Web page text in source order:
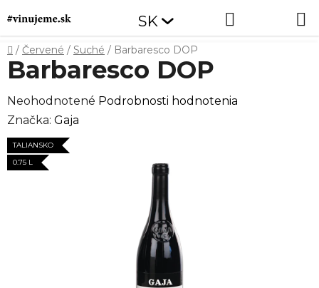
na
obsah
SK
Domov
/ Červené / Suché / Barbaresco DOP
Barbaresco DOP
Priemerné
hodnotenie
produktu
je
Neohodnotené Podrobnosti hodnotenia
Značka: Gaja
TALIANSKO
0.75 L